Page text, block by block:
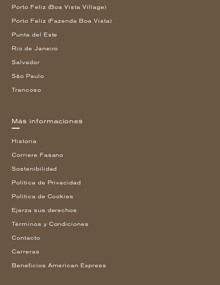
Porto Feliz (Boa Vista Village)
Porto Feliz (Fazenda Boa Vista)
Punta del Este
Rio de Janeiro
Salvador
São Paulo
Trancoso
Más informaciones
Historia
Corriere Fasano
Sostenibilidad
Política de Privacidad
Política de Cookies
Ejerza sus derechos
Términos y Condiciones
Contacto
Carreras
Beneficios American Express